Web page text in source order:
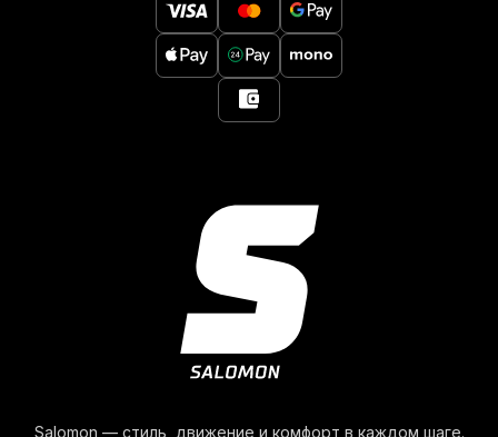
Salomon — стиль, движение и комфорт в каждом шаге.